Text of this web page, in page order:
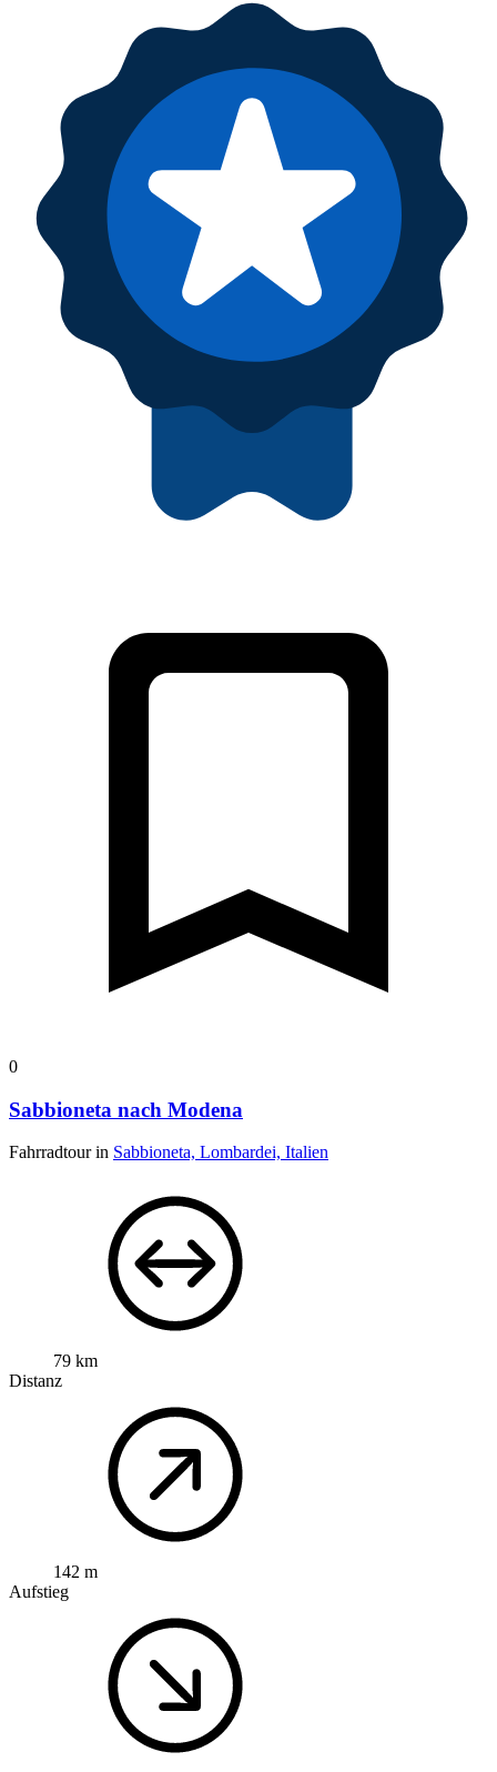
0
Sabbioneta nach Modena
Fahrradtour in Sabbioneta, Lombardei, Italien
79 km
Distanz
142 m
Aufstieg